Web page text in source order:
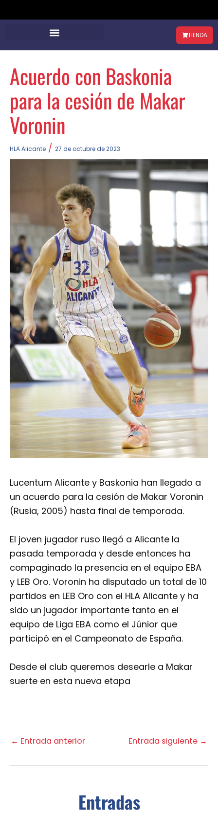
TIENDA
Acuerdo con Baskonia
para la cesión de Makar
Voronin
HLA Alicante / 27 de octubre de 2023
Lucentum Alicante y Baskonia han llegado a
un acuerdo para la cesión de Makar Voronin
(Rusia, 2005) hasta final de temporada.
El joven jugador ruso llegó a Alicante la
pasada temporada y desde entonces ha
compaginado la presencia en el equipo EBA
y LEB Oro. Voronin ha disputado un total de 10
partidos en LEB Oro con el HLA Alicante y ha
sido un jugador importante tanto en el
equipo de Liga EBA como el Júnior que
participó en el Campeonato de España.
Desde el club queremos desearle a Makar
suerte en esta nueva etapa
← Entrada anterior Entrada siguiente →
Entradas